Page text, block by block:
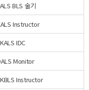
BLS 술기
Instructor
KALS IDC
Monitor
KBLS Instructor